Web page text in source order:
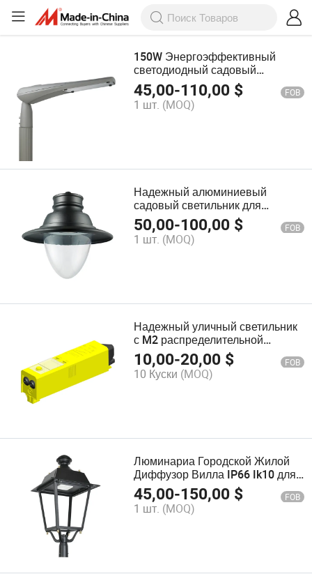
150W Энергоэффективный
светодиодный садовый
светильник для уличного
использования
45,00-110,00 $ FOB
1 шт. (MOQ)
Надежный алюминиевый
садовый светильник для
открытых пространств
50,00-100,00 $ FOB
1 шт. (MOQ)
Надежный уличный светильник
с M2 распределительной
коробкой
10,00-20,00 $ FOB
10 Куски (MOQ)
Люминариа Городской Жилой
Диффузор Вилла IP66 Ik10 для
Квадратных Площадей
Паркового Освещения
45,00-150,00 $ FOB
1 шт. (MOQ)